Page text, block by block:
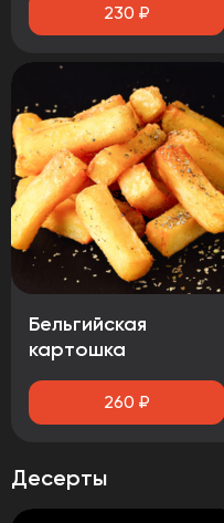
230 ₽
Бельгийская
картошка
260 ₽
Десерты